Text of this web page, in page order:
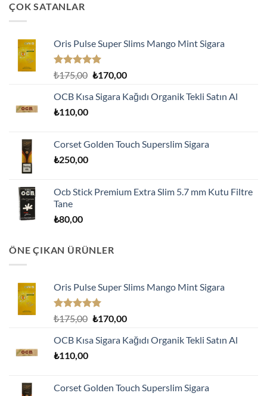
ÇOK SATANLAR
Oris Pulse Super Slims Mango Mint Sigara
5 üzerinden
oy
aldı
₺175,00 Orijinal
₺175,00.
₺170,00Şu
fiyat:
OCB Kısa Sigara Kağıdı Organik Tekli Satın Al
₺110,00
Corset Golden Touch Superslim Sigara
₺250,00
Ocb Stick Premium Extra Slim 5.7 mm Kutu Filtre
Tane
₺80,00
ÖNE ÇIKAN ÜRÜNLER
Oris Pulse Super Slims Mango Mint Sigara
5 üzerinden
oy
aldı
₺175,00 Orijinal
₺175,00.
₺170,00Şu
fiyat:
OCB Kısa Sigara Kağıdı Organik Tekli Satın Al
₺110,00
Corset Golden Touch Superslim Sigara